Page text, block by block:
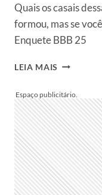
E
MATEUS,
OU
Quais os casais
formou, mas se
Enquete BBB 25
LEIA MAIS ENQUETE
QUAIS
CASAIS
VOCÊ
SHIPPA?